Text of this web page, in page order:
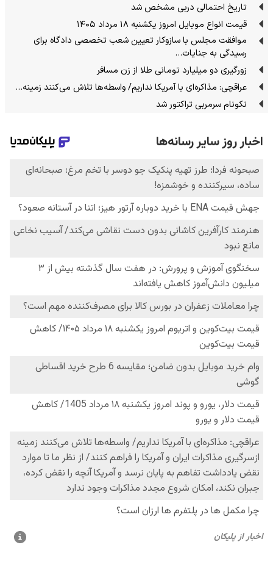
تاریخ احتمالی دربی مشخص شد
قیمت انواع موبایل امروز یکشنبه ۱۸ مرداد ۱۴۰۵
موافقت مجلس با سازوکار تعیین شعب تخصصی دادگاه برای
رسیدگی به جنایات…
زورگیری دو میلیارد تومانی طلا از زن مسافر
عراقچی: مذاکره‌ای با آمریکا نداریم/ واسطه‌ها تلاش می‌کنند زمینه‌…
نکونام سرمربی تراکتور شد